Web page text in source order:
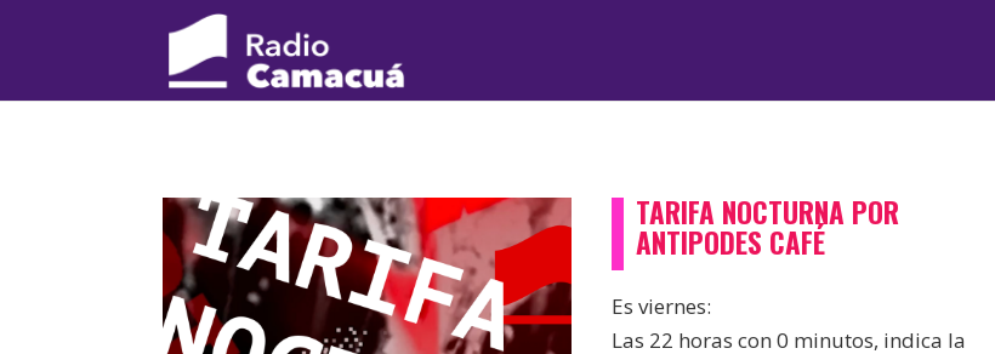
TARIFA NOCTURNA POR
ANTIPODES CAFÉ
Es viernes:
Las 22 horas con 0 minutos, indica la